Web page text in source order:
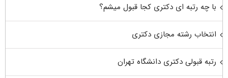
با چه رتبه ای دکتری کجا قبول میشم؟
انتخاب رشته مجازی دکتری
رتبه قبولی دکتری دانشگاه تهران